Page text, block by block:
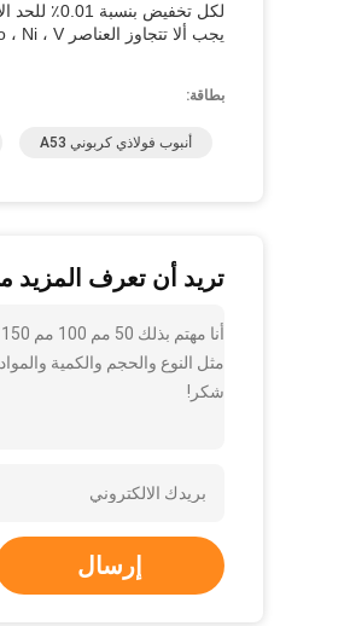
لكل تخفيض بنسبة 0.01٪ للحد الأقصى لعنصر الكربون ، يُسمح بزيادة قدرها 0.06٪ منجنيز فوق القيمة المحددة ، وبحد أقصى 1.35٪.
يجب ألا تتجاوز العناصر Cr ، Cu ، Mo ، Ni ، V مجتمعة 1٪.
بطاقة:
أنبوب فولاذي كربوني A53
تريد أن تعرف المزيد
مثل النوع والحجم والكمية
شكر!
إرسال